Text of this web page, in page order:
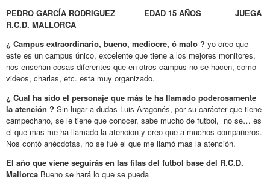
PEDRO GARCÍA RODRIGUEZ EDAD 15 AÑOS JUEGA
R.C.D. MALLORCA
¿ Campus extraordinario, bueno, mediocre, ó malo ? yo creo que
este es un campus único, excelente que tiene a los mejores monitores,
nos enseñan cosas diferentes que en otros campus no se hacen, como
videos, charlas, etc. esta muy organizado.
¿ Cual ha sido el personaje que más te ha llamado poderosamente
la atención ? Sin lugar a dudas Luis Aragonés, por su carácter que tiene
campechano, se le tiene que conocer, sabe mucho de futbol, no se… es
el que mas me ha llamado la atencion y creo que a muchos compañeros.
Nos contó anécdotas, no se fué el que me llamó mas la atención.
El año que viene seguirás en las filas del futbol base del R.C.D.
Mallorca Bueno se hará lo que se pueda